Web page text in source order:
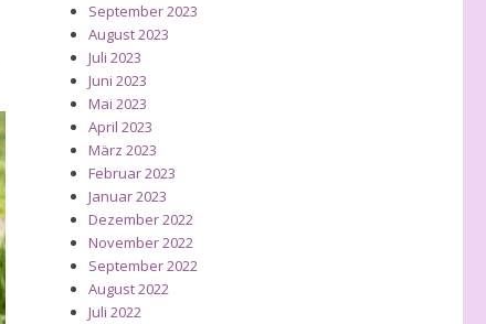
September 2023
August 2023
Juli 2023
Juni 2023
Mai 2023
April 2023
März 2023
Februar 2023
Januar 2023
Dezember 2022
November 2022
September 2022
August 2022
Juli 2022